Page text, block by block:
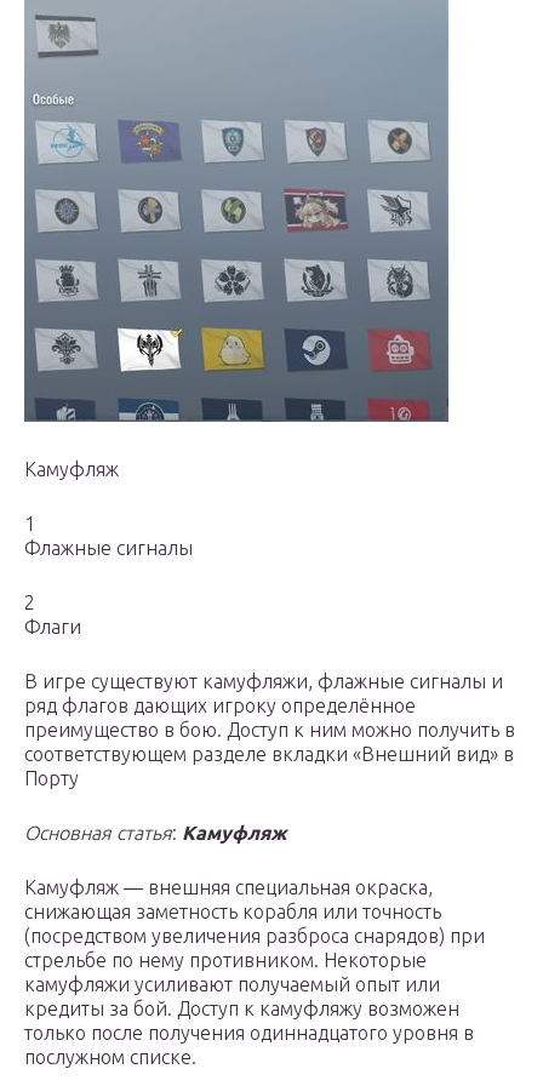
Камуфляж
1
Флажные сигналы
2
Флаги
В игре существуют камуфляжи, флажные сигналы и
ряд флагов дающих игроку определённое
преимущество в бою. Доступ к ним можно получить в
соответствующем разделе вкладки «Внешний вид» в
Порту
Основная статья: Камуфляж
Камуфляж — внешняя специальная окраска,
снижающая заметность корабля или точность
(посредством увеличения разброса снарядов) при
стрельбе по нему противником. Некоторые
камуфляжи усиливают получаемый опыт или
кредиты за бой. Доступ к камуфляжу возможен
только после получения одиннадцатого уровня в
послужном списке.